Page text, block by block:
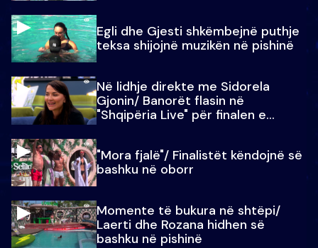
Egli dhe Gjesti shkëmbejnë puthje
teksa shijojnë muzikën në pishinë
Në lidhje direkte me Sidorela
Gjonin/ Banorët flasin në
"Shqipëria Live" për finalen e
"Mora fjalë"/ Finalistët këndojnë së
bashku në oborr
Momente të bukura në shtëpi/
Laerti dhe Rozana hidhen së
bashku në pishinë